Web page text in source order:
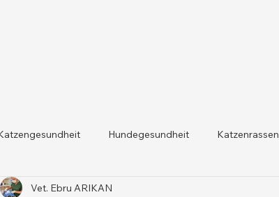
Hundegesundheit Katzenrassen
Hunde Tiergesundheit und Gesetzesaktualis
Vet. Ebru ARIKAN